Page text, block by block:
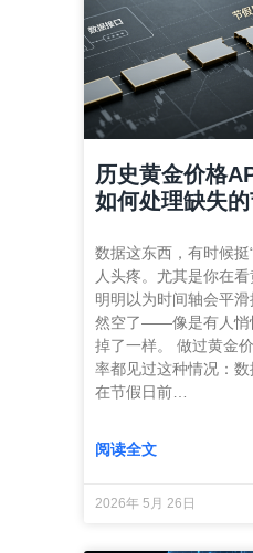
历史黄金价格
如何处理缺失
数据这东西，有时候挺
人头疼。尤其是你在
明明以为时间轴会平
然空了——像是有人悄
掉了一样。 做过黄金
率都见过这种情况：
在节假日前…
阅读全文
2026年 5月 26日